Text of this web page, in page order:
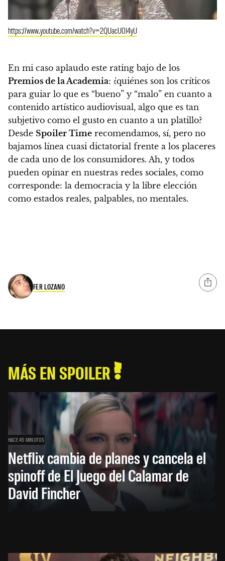
https://www.youtube.com/watch?v=2QUacU0I4yU
En mi caso aplaudo este rating bajo de los
Premios de la Academia: ¿quiénes son los críticos
para guiar lo que es “bueno” y “malo” en cuanto a
contenido artístico audiovisual, algo que es tan
subjetivo como el gusto en cuanto a un platillo?
Desde Spoiler Time recomendamos, sí, pero no
bajamos línea cuasi dictatorial frente a los placeres
de cada uno de los consumidores. Ah, y todos
pueden opinar en nuestras redes sociales, como
corresponde: la democracia y la libre elección
como estados reales, palpables, no mentales.
FER LOZANO
MÁS EN SPOILER
HACE 45 MINUTOS
Netflix cambia de planes y cancela el
spinoff de El Juego del Calamar de
David Fincher